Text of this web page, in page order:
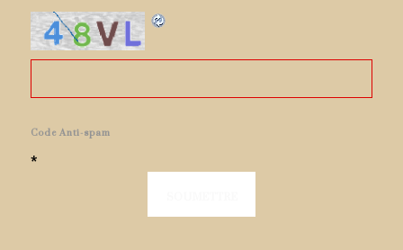
Code Anti-spam
*